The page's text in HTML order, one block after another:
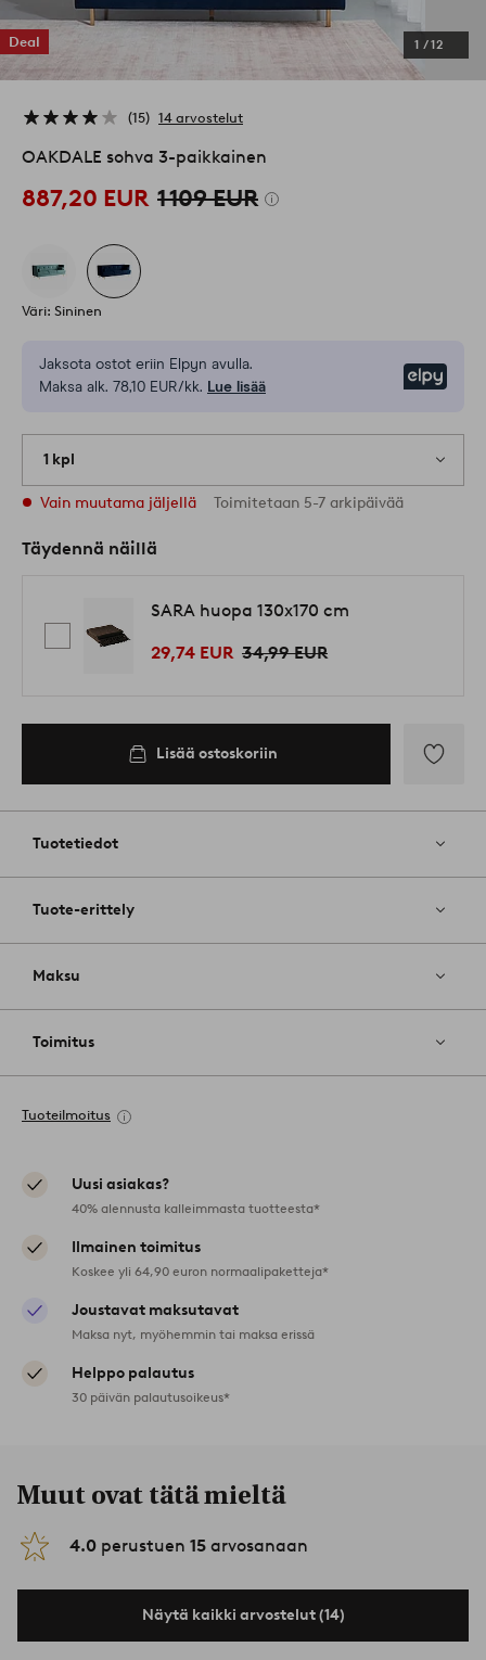
Deal 1 /12
15 14 arvostelut
OAKDALE sohva 3-paikkainen
887,20 EUR 1 109 EUR
Väri: Sininen
Jaksota ostot eriin Elpyn avulla.
Maksa alk. 78,10 EUR/kk. Lue lisää
1 kpl
Vain muutama jäljellä Toimitetaan 5-7 arkipäivää
Täydennä näillä
SARA huopa 130x170 cm
29,74 EUR 34,99 EUR
Lisää ostoskoriin
Tuotetiedot
Tuote-erittely
Maksu
Toimitus
Tuoteilmoitus
Uusi asiakas?
40% alennusta kalleimmasta tuotteesta*
Ilmainen toimitus
Koskee yli 64,90 euron normaalipaketteja*
Joustavat maksutavat
Maksa nyt, myöhemmin tai maksa erissä
Helppo palautus
30 päivän palautusoikeus*
Muut ovat tätä mieltä
4.0 perustuen 15 arvosanaan
Näytä kaikki arvostelut (14)